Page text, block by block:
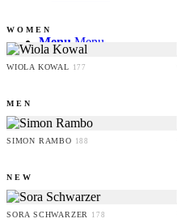
Menu Menu
WOMEN
WIOLA KOWAL 177
MEN
SIMON RAMBO 188
NEW
SORA SCHWARZER 178